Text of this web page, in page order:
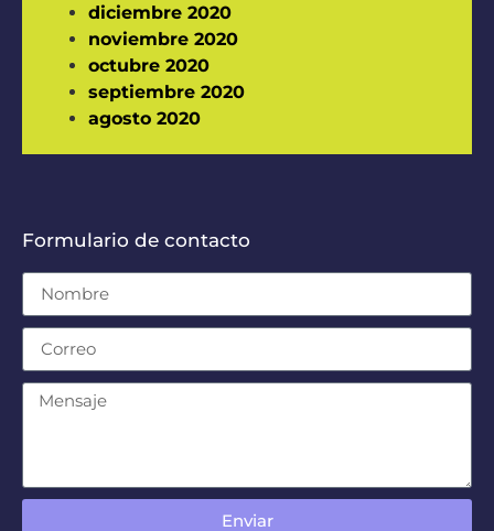
diciembre 2020
noviembre 2020
octubre 2020
septiembre 2020
agosto 2020
Formulario de contacto
Enviar